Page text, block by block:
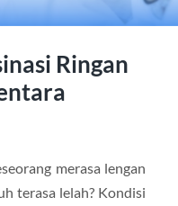
Ringan
merasa lengan
terasa lelah? Kondisi